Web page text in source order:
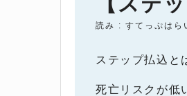
読み : すてっぷはら
ステップ払込と
死亡リスクが低